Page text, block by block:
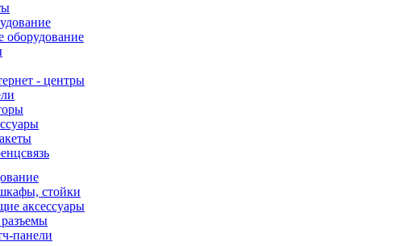
оборудование
- центры
стойки
аксессуары
панели